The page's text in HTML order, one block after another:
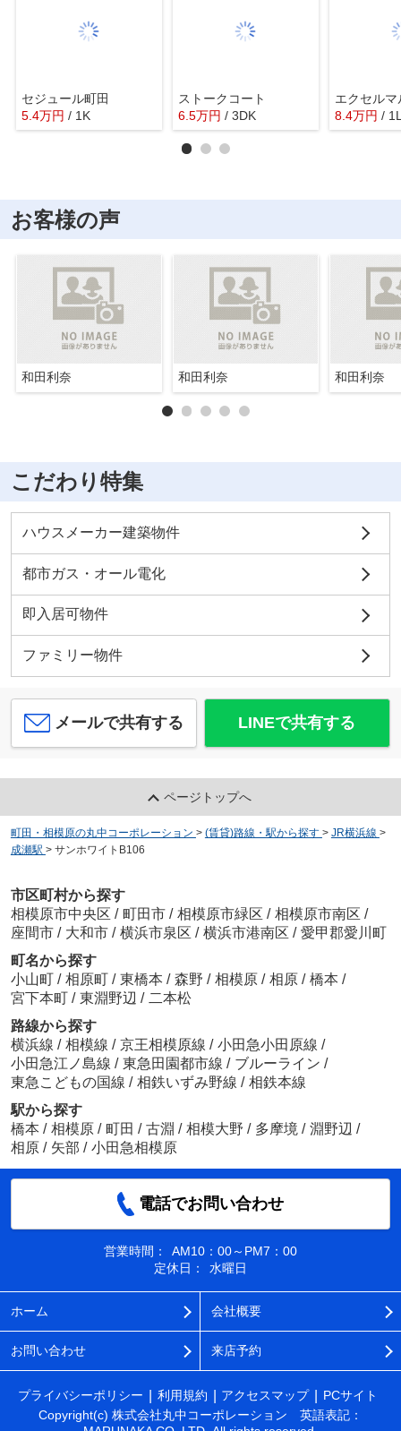
セジュール町田
5.4万円 / 1K
ストークコート
6.5万円 / 3DK
エクセルマ
8.4万円 /
お客様の声
和田利奈 和田利奈 和田利奈
こだわり特集
ハウスメーカー建築物件
都市ガス・オール電化
即入居可物件
ファミリー物件
メールで共有する LINEで共有する
ページトップへ
町田・相模原の丸中コーポレーション > (賃貸)路線・駅から探す > JR横浜線 >
成瀬駅 > サンホワイトB106
市区町村から探す
相模原市中央区 / 町田市 / 相模原市緑区 / 相模原市南区 /
座間市 / 大和市 / 横浜市泉区 / 横浜市港南区 / 愛甲郡愛川町
町名から探す
小山町 / 相原町 / 東橋本 / 森野 / 相模原 / 相原 / 橋本 /
宮下本町 / 東淵野辺 / 二本松
路線から探す
横浜線 / 相模線 / 京王相模原線 / 小田急小田原線 /
小田急江ノ島線 / 東急田園都市線 / ブルーライン /
東急こどもの国線 / 相鉄いずみ野線 / 相鉄本線
駅から探す
橋本 / 相模原 / 町田 / 古淵 / 相模大野 / 多摩境 / 淵野辺 /
相原 / 矢部 / 小田急相模原
電話でお問い合わせ
営業時間：
AM10：00～PM7：00
定休日：
水曜日
ホーム 会社概要
お問い合わせ 来店予約
プライバシーポリシー 利用規約 アクセスマップ
PCサイト
Copyright(c) 株式会社丸中コーポレーション 英語表記：